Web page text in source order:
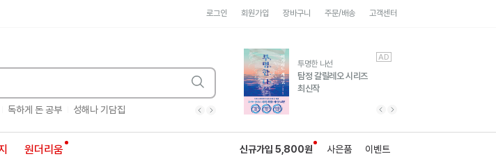
로그인 회원가입 장바구니 주문/배송 고객센터
독하게 돈 공부 성해나 기담집 히가시노게이고 추모 수족관 독하게 돈 공부
유럽 도시 기행3
풍성한 서사와 인문학적
통찰!
AD
투명한 나선
탐정 갈릴레오 시리즈
최신작
AD
원더리움 신규가입 5,800원 사은품 이벤트